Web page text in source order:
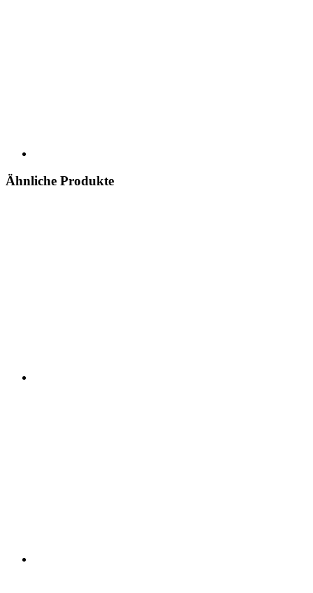
Ähnliche Produkte